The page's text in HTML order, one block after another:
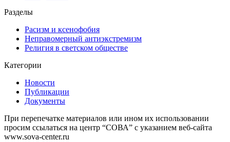
Разделы
Расизм и ксенофобия
Неправомерный антиэкстремизм
Религия в светском обществе
Категории
Новости
Публикации
Документы
При перепечатке материалов или ином их использовании
просим ссылаться на центр “СОВА” с указанием веб-сайта
www.sova-center.ru